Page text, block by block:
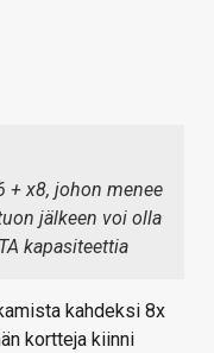
+ x8, johon menee
jälkeen voi olla
kapasiteettia
kahdeksi 8x
kortteja kiinni